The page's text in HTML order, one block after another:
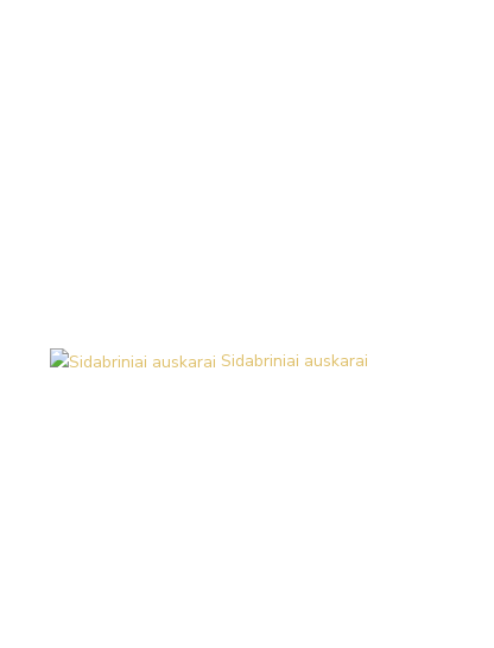
Sidabriniai auskarai